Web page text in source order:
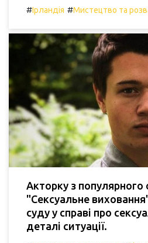
#Ірландія #Мистецтво та
Акторку з популярного
"Сексуальне
суду у справі про
деталі ситуації.